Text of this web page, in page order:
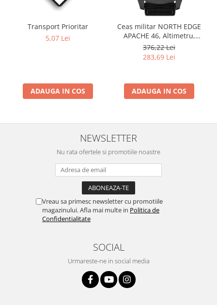
Transport Prioritar
5,07 Lei
ADAUGA IN COS
Ceas militar NORTH EDGE
APACHE 46, Altimetru,
Barometru, Cronometru,
Termometru, Pedometru,
Busola
376,22 Lei
283,69 Lei
ADAUGA IN COS
NEWSLETTER
Nu rata ofertele si promotiile noastre
Vreau sa primesc newsletter cu promotiile
magazinului. Afla mai multe in Politica de
Confidentialitate
SOCIAL
Urmareste-ne in social media